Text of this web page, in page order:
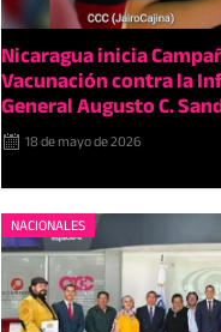
Nicaragua inicia
Vacunación contra la
General Augusto C.
18 de mayo de 2026
NACIONALES